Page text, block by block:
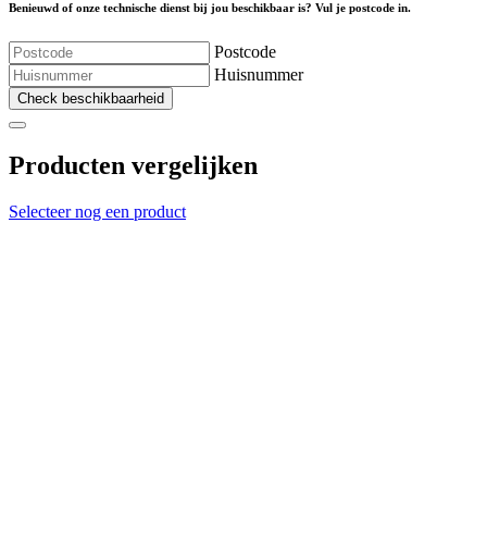
Benieuwd of onze technische dienst bij jou beschikbaar is? Vul je postcode in.
Postcode
Huisnummer
Check beschikbaarheid
Producten vergelijken
Selecteer nog een product